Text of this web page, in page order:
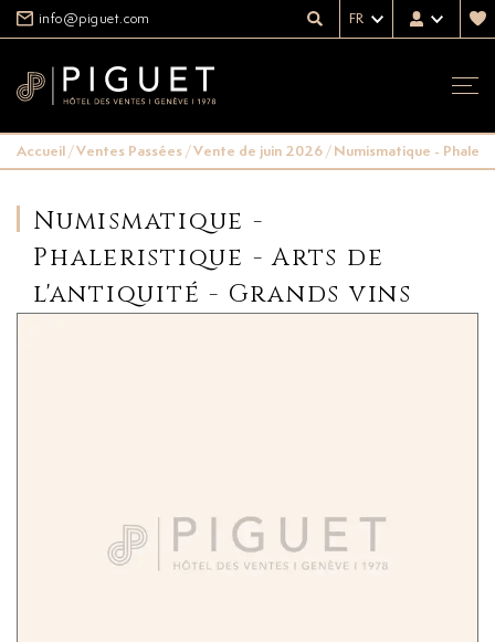
info@piguet.com FR
Accueil/Ventes Passées/Vente de juin 2026/Numismatique -
Numismatique -
Phaleristique - Arts de
l'antiquité - Grands vins